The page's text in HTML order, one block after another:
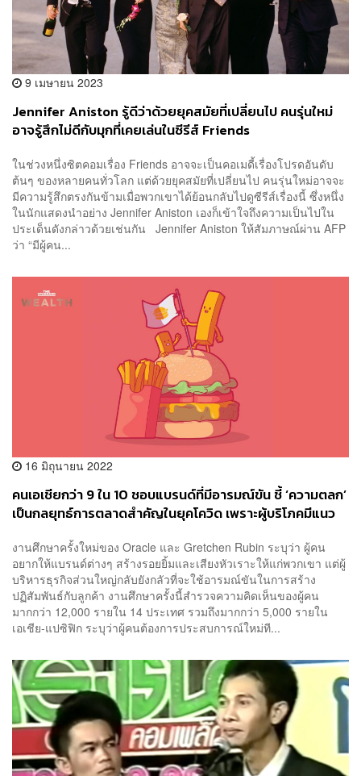
9 เมษายน 2023
Jennifer Aniston รู้ดีว่าด้วยยุคสมัยที่เปลี่ยนไป คนรุ่นใหม่
อาจรู้สึกไม่ดีกับมุกที่เคยเล่นในซีรีส์ Friends
ในช่วงหนึ่งซิตคอมเรื่อง Friends อาจจะเป็นคอเมดี้เรื่องโปรดอันดับ
ต้นๆ ของหลายคนทั่วโลก แต่ด้วยยุคสมัยที่เปลี่ยนไป คนรุ่นใหม่อาจจะ
มีความรู้สึกตรงกันข้ามเมื่อพวกเขาได้ย้อนกลับไปดูซีรีส์เรื่องนี้ ซึ่งหนึ่ง
ในนักแสดงนำอย่าง Jennifer Aniston เองก็เข้าใจถึงความเป็นไปใน
ประเด็นดังกล่าวด้วยเช่นกัน Jennifer Aniston ให้สัมภาษณ์ผ่าน AFP
ว่า “มีผู้คน...
16 มิถุนายน 2022
คนเอเชียกว่า 9 ใน 10 ชอบแบรนด์ที่มีอารมณ์ขัน ชี้ ‘ความตลก’
เป็นกลยุทธ์การตลาดสำคัญในยุคโควิด เพราะผู้บริโภคมีแนว
งานศึกษาครั้งใหม่ของ Oracle และ Gretchen Rubin ระบุว่า ผู้คน
อยากให้แบรนด์ต่างๆ สร้างรอยยิ้มและเสียงหัวเราะให้แก่พวกเขา แต่ผู้
บริหารธุรกิจส่วนใหญ่กลับยังกลัวที่จะใช้อารมณ์ขันในการสร้าง
ปฏิสัมพันธ์กับลูกค้า งานศึกษาครั้งนี้สำรวจความคิดเห็นของผู้คน
มากกว่า 12,000 รายใน 14 ประเทศ รวมถึงมากกว่า 5,000 รายใน
เอเชีย-แปซิฟิก ระบุว่าผู้คนต้องการประสบการณ์ใหม่ที...